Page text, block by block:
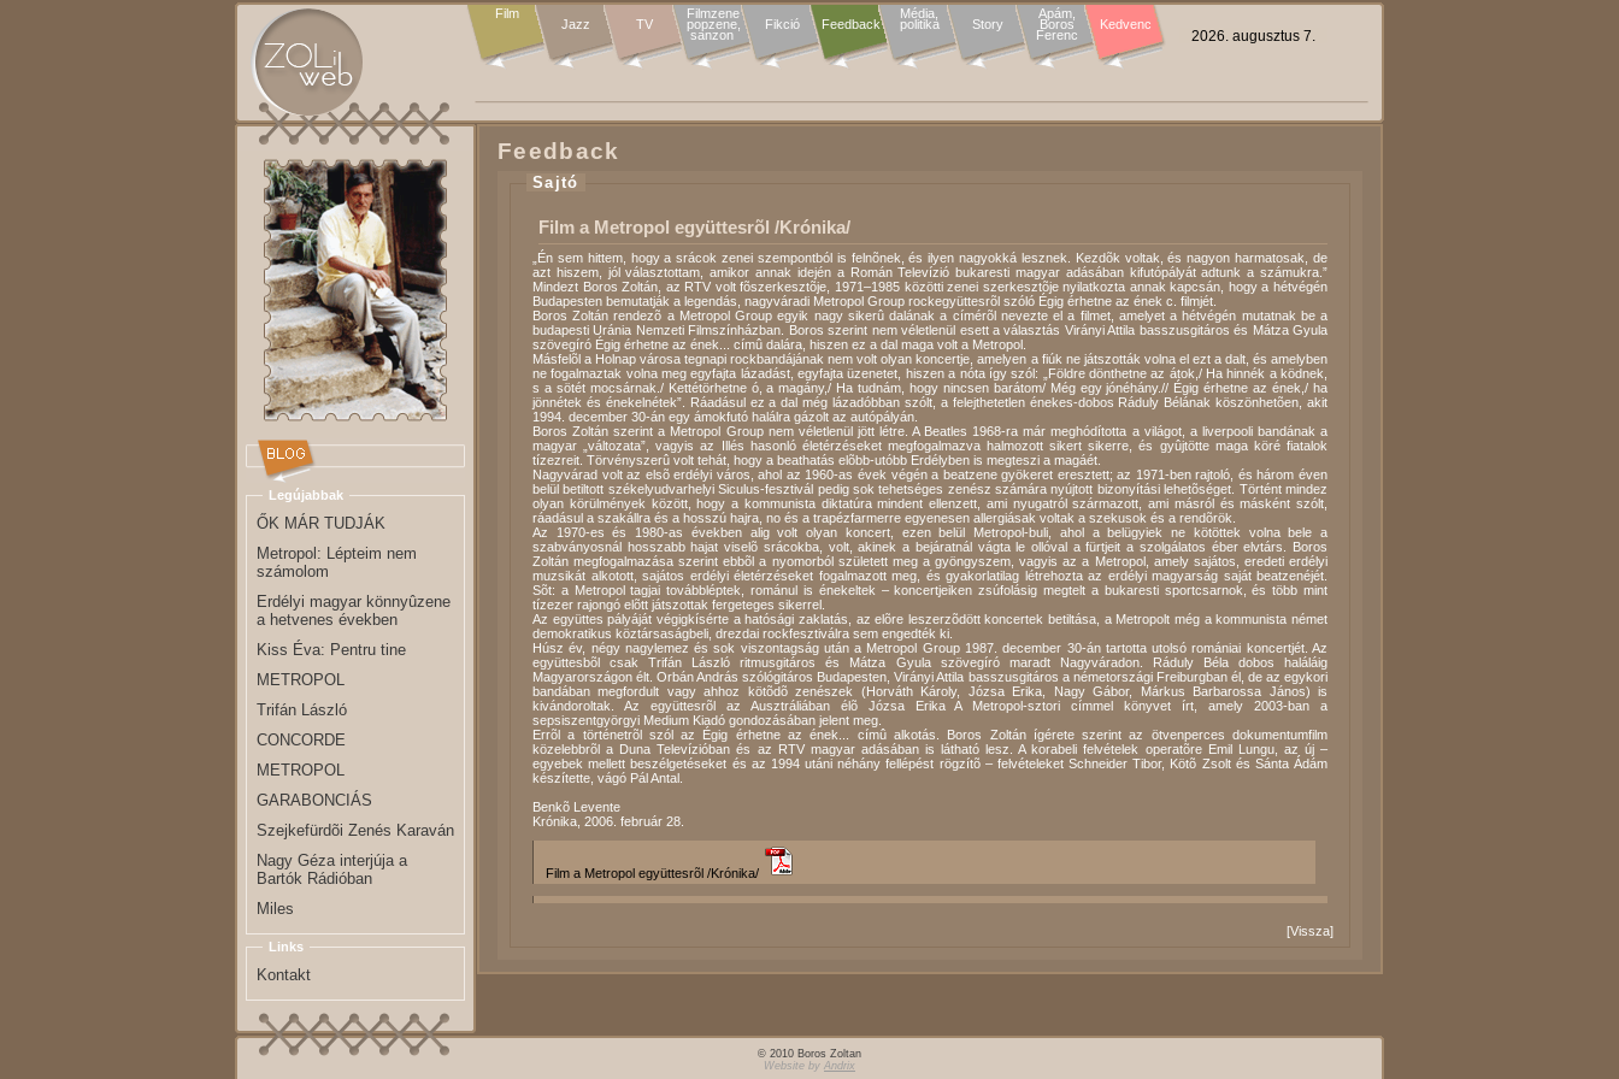
Film
Jazz TV
Filmzene
popzene,
sanzon
Fikció Feedback
Média,
politika Story
Apám,
Boros
Ferenc
Kedvenc
2026. augusztus 7.
Feedback
Sajtó
Film a Metropol együttesrõl /Krónika/
„Én sem hittem, hogy a srácok zenei szempontból is felnõnek, és ilyen nagyokká lesznek. Kezdõk voltak, és nagyon harmatosak, de
azt hiszem, jól választottam, amikor annak idején a Román Televízió bukaresti magyar adásában kifutópályát adtunk a számukra.”
Mindezt Boros Zoltán, az RTV volt fõszerkesztõje, 1971–1985 közötti zenei szerkesztõje nyilatkozta annak kapcsán, hogy a hétvégén
Budapesten bemutatják a legendás, nagyváradi Metropol Group rockegyüttesrõl szóló Égig érhetne az ének c. filmjét.
Boros Zoltán rendezõ a Metropol Group egyik nagy sikerû dalának a címérõl nevezte el a filmet, amelyet a hétvégén mutatnak be a
budapesti Uránia Nemzeti Filmszínházban. Boros szerint nem véletlenül esett a választás Virányi Attila basszusgitáros és Mátza Gyula
szövegíró Égig érhetne az ének... címû dalára, hiszen ez a dal maga volt a Metropol.
Másfelõl a Holnap városa tegnapi rockbandájának nem volt olyan koncertje, amelyen a fiúk ne játszották volna el ezt a dalt, és amelyben
ne fogalmaztak volna meg egyfajta lázadást, egyfajta üzenetet, hiszen a nóta így szól: „Földre dönthetne az átok,/ Ha hinnék a ködnek,
s a sötét mocsárnak./ Kettétörhetne ó, a magány,/ Ha tudnám, hogy nincsen barátom/ Még egy jónéhány.// Égig érhetne az ének,/ ha
jönnétek és énekelnétek”. Ráadásul ez a dal még lázadóbban szólt, a felejthetetlen énekes-dobos Ráduly Bélának köszönhetõen, akit
1994. december 30-án egy ámokfutó halálra gázolt az autópályán.
Boros Zoltán szerint a Metropol Group nem véletlenül jött létre. A Beatles 1968-ra már meghódította a világot, a liverpooli bandának a
magyar „változata”, vagyis az Illés hasonló életérzéseket megfogalmazva halmozott sikert sikerre, és gyûjtötte maga köré fiatalok
tízezreit. Törvényszerû volt tehát, hogy a beathatás elõbb-utóbb Erdélyben is megteszi a magáét.
Nagyvárad volt az elsõ erdélyi város, ahol az 1960-as évek végén a beatzene gyökeret eresztett; az 1971-ben rajtoló, és három éven
belül betiltott székelyudvarhelyi Siculus-fesztivál pedig sok tehetséges zenész számára nyújtott bizonyítási lehetõséget. Történt mindez
olyan körülmények között, hogy a kommunista diktatúra mindent ellenzett, ami nyugatról származott, ami másról és másként szólt,
ráadásul a szakállra és a hosszú hajra, no és a trapézfarmerre egyenesen allergiásak voltak a szekusok és a rendõrök.
Az 1970-es és 1980-as években alig volt olyan koncert, ezen belül Metropol-buli, ahol a belügyiek ne kötöttek volna bele a
szabványosnál hosszabb hajat viselõ srácokba, volt, akinek a bejáratnál vágta le ollóval a fürtjeit a szolgálatos éber elvtárs. Boros
Zoltán megfogalmazása szerint ebbõl a nyomorból született meg a gyöngyszem, vagyis az a Metropol, amely sajátos, eredeti erdélyi
muzsikát alkotott, sajátos erdélyi életérzéseket fogalmazott meg, és gyakorlatilag létrehozta az erdélyi magyarság saját beatzenéjét.
Sõt: a Metropol tagjai továbbléptek, románul is énekeltek – koncertjeiken zsúfolásig megtelt a bukaresti sportcsarnok, és több mint
tízezer rajongó elõtt játszottak fergeteges sikerrel.
Az együttes pályáját végigkísérte a hatósági zaklatás, az elõre leszerzõdött koncertek betiltása, a Metropolt még a kommunista német
demokratikus köztársaságbeli, drezdai rockfesztiválra sem engedték ki.
Húsz év, négy nagylemez és sok viszontagság után a Metropol Group 1987. december 30-án tartotta utolsó romániai koncertjét. Az
együttesbõl csak Trifán László ritmusgitáros és Mátza Gyula szövegíró maradt Nagyváradon. Ráduly Béla dobos haláláig
Magyarországon élt. Orbán András szólógitáros Budapesten, Virányi Attila basszusgitáros a németországi Freiburgban él, de az egykori
bandában megfordult vagy ahhoz kötõdõ zenészek (Horváth Károly, Józsa Erika, Nagy Gábor, Márkus Barbarossa János) is
kivándoroltak. Az együttesrõl az Ausztráliában élõ Józsa Erika A Metropol-sztori címmel könyvet írt, amely 2003-ban a
sepsiszentgyörgyi Medium Kiadó gondozásában jelent meg.
Errõl a történetrõl szól az Égig érhetne az ének... címû alkotás. Boros Zoltán ígérete szerint az ötvenperces dokumentumfilm
közelebbrõl a Duna Televízióban és az RTV magyar adásában is látható lesz. A korabeli felvételek operatõre Emil Lungu, az új –
egyebek mellett beszélgetéseket és az 1994 utáni néhány fellépést rögzítõ – felvételeket Schneider Tibor, Kötõ Zsolt és Sánta Ádám
készítette, vágó Pál Antal.
Benkõ Levente
Krónika, 2006. február 28.
Film a Metropol együttesrõl /Krónika/
[Vissza]
Legújabbak
ŐK MÁR TUDJÁK
Metropol: Lépteim nem
számolom
Erdélyi magyar könnyûzene
a hetvenes években
Kiss Éva: Pentru tine
METROPOL
Trifán László
CONCORDE
METROPOL
GARABONCIÁS
Szejkefürdõi Zenés Karaván
Nagy Géza interjúja a
Bartók Rádióban
Miles
Links
Kontakt
© 2010 Boros Zoltan
Website by Andrix